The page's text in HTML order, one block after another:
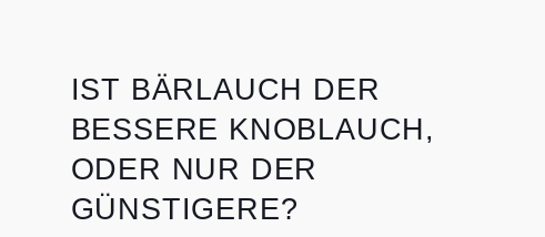
IST BÄRLAUCH DER
BESSERE KNOBLAUCH,
ODER NUR DER
GÜNSTIGERE?